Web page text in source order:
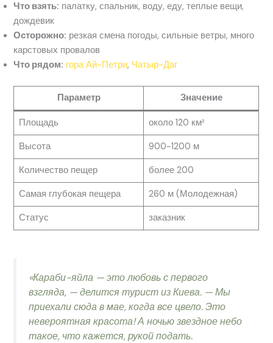
Что взять: палатку, спальник, воду, еду, теплые вещи,
дождевик
Осторожно: резкая смена погоды, сильные ветры, много
карстовых провалов
Что рядом: гора Ай-Петри, Чатыр-Даг
Параметр Значение
Площадь около 120 км²
Высота 900-1200 м
Количество пещер более 200
Самая глубокая пещера 260 м (Молодежная)
Статус заказник
«Караби-яйла — это любовь с первого
взгляда, — делится турист из Киева. — Мы
приехали сюда в мае, когда все цвело. Это
невероятная красота! А ночью звездное небо
такое, что кажется, рукой подать.